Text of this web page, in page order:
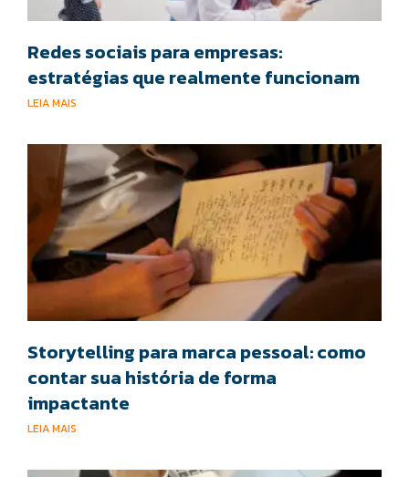
Redes sociais para empresas:
estratégias que realmente funcionam
LEIA MAIS
Storytelling para marca pessoal: como
contar sua história de forma
impactante
LEIA MAIS